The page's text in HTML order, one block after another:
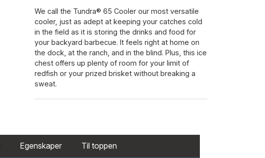
We call the Tundra® 65 Cooler our most versatile
cooler, just as adept at keeping your catches cold
in the field as it is storing the drinks and food for
your backyard barbecue. It feels right at home on
the dock, at the ranch, and in the blind. Plus, this ice
chest offers up plenty of room for your limit of
redfish or your prized brisket without breaking a
sweat.
Egenskaper Til toppen